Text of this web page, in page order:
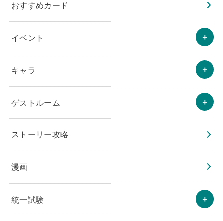
おすすめカード
イベント
キャラ
ゲストルーム
ストーリー攻略
漫画
統一試験